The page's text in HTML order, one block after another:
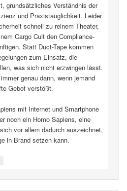
grundsätzliches Verständnis der
und Praxistauglichkeit. Leider
schnell zu reinem Theater,
Cargo Cult den Compliance-
Statt Duct-Tape kommen
zum Einsatz, die
was sich nicht erzwingen lässt.
genau dann, wenn jemand
Gebot verstößt.
mit Internet und Smartphone
noch ein Homo Sapiens, eine
vor allem dadurch auszeichnet,
in Brand setzen kann.